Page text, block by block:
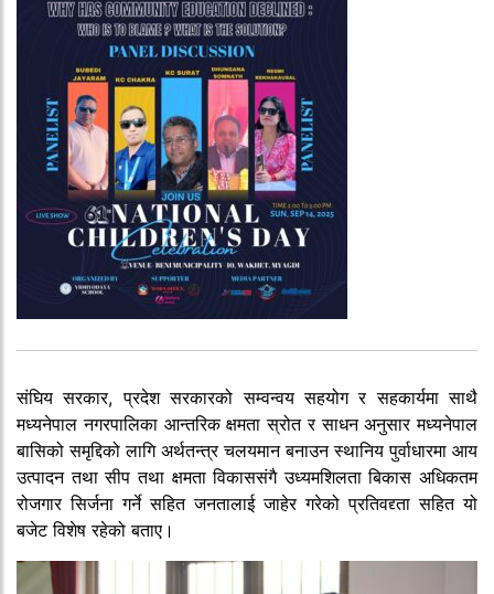
संघिय सरकार, प्रदेश सरकारको सम्वन्वय सहयोग र सहकार्यमा साथै
मध्यनेपाल नगरपालिका आन्तरिक क्षमता स्रोत र साधन अनुसार मध्यनेपाल
बासिको समृद्दिको लागि अर्थतन्त्र चलयमान बनाउन स्थानिय पुर्वाधारमा आय
उत्पादन तथा सीप तथा क्षमता विकाससंगै उध्यमशिलता बिकास अधिकतम
रोजगार सिर्जना गर्ने सहित जनतालाई जाहेर गरेको प्रतिवद्द्ता सहित यो
बजेट विशेष रहेको बताए।